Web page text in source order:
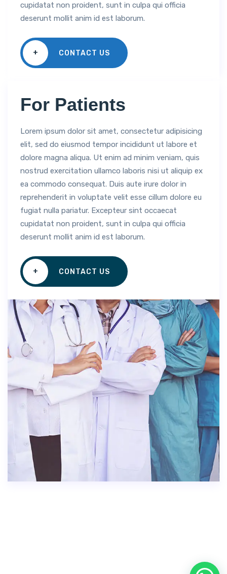
cupidatat non proident, sunt in culpa qui officia
deserunt mollit anim id est laborum.
+ CONTACT US
For Patients
Lorem ipsum dolor sit amet, consectetur adipisicing
elit, sed do eiusmod tempor incididunt ut labore et
dolore magna aliqua. Ut enim ad minim veniam, quis
nostrud exercitation ullamco laboris nisi ut aliquip ex
ea commodo consequat. Duis aute irure dolor in
reprehenderit in voluptate velit esse cillum dolore eu
fugiat nulla pariatur. Excepteur sint occaecat
cupidatat non proident, sunt in culpa qui officia
deserunt mollit anim id est laborum.
+ CONTACT US